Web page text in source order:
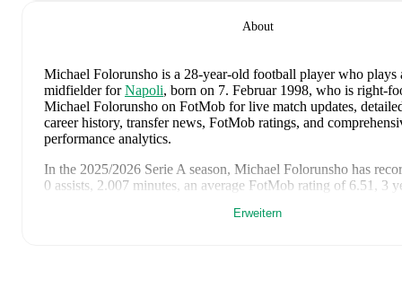
About
Michael Folorunsho is a 28-year-old football player who plays
midfielderforNapoli, born on 7. Februar 1998, who is right-
Michael Folorunsho on FotMob for live match updates,
career history, transfer news, FotMob ratings, and
performance analytics.
In the 2025/2026 Serie A season, Michael Folorunsho has
0 assists, 2.007 minutes, an average FotMob rating of 6.51, 3
most recent matches are shown
Erweitern